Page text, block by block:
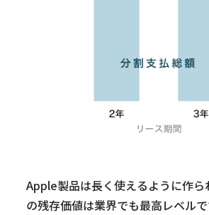
Apple製品は長く使えるように作ら
の残存価値は業界でも最高レベル